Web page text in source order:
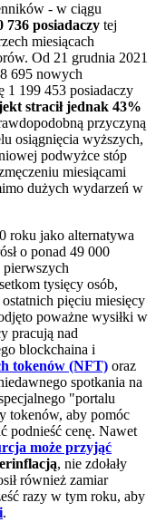
- w ciągu
736 posiadaczy tej
miesiącach
Od 21 grudnia 2021
695 nowych
1 199 453 posiadaczy
stracił jednak 43%
przyczyną
osiągnięcia wyższych,
podwyżce stóp
miesiącami
dużych wydarzeń w
roku jako alternatywa
o ponad 49 000
tysięcy osób,
pięciu miesięcy
poważne wysiłki w
pracują nad
blockchaina i
tokenów (NFT) oraz
spotkania na
"portalu
tokenów, aby pomóc
podnieść cenę. Nawet
może przyjąć
, nie zdołały
również zamiar
razy w tym roku, aby
.